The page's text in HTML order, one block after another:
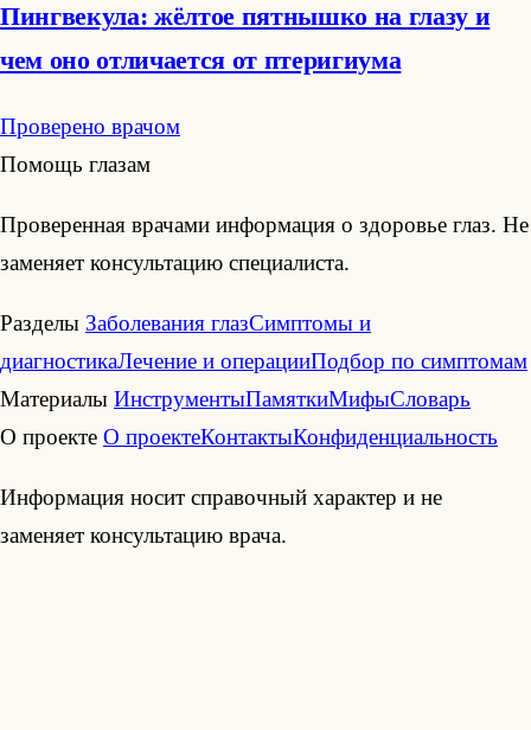
Пингвекула: жёлтое пятнышко на глазу и
чем оно отличается от птеригиума
Проверено врачом
Помощь глазам
Проверенная врачами информация о здоровье глаз. Не
заменяет консультацию специалиста.
Разделы Заболевания глазСимптомы и
диагностикаЛечение и операцииПодбор по симптомам
Материалы ИнструментыПамяткиМифыСловарь
О проекте О проектеКонтактыКонфиденциальность
Информация носит справочный характер и не
заменяет консультацию врача.